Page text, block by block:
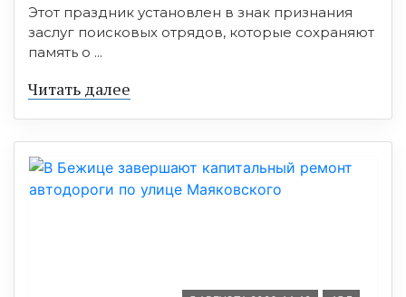
Этот праздник установлен в знак признания
заслуг поисковых отрядов, которые сохраняют
память о ...
Читать далее